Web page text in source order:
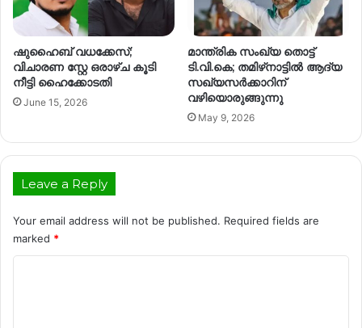
ഷുഹൈബ് വധക്കേസ്;
വിചാരണ സ്റ്റേ ഒരാഴ്ച കൂടി
നീട്ടി ഹൈക്കോടതി
June 15, 2026
മാന്ത്രിക സംഖ്യ തൊട്ട്
ടി.വി.കെ; തമിഴ്‌നാട്ടിൽ ആദ്യ
സഖ്യസർക്കാറിന്
വഴിയൊരുങ്ങുന്നു
May 9, 2026
Leave a Reply
Your email address will not be published. Required fields are
marked *